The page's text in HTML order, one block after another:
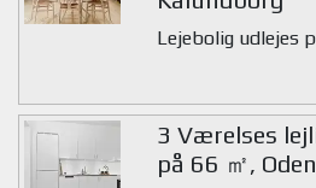
Lejebolig udlejes
3 Værelses
på 66 ㎡,